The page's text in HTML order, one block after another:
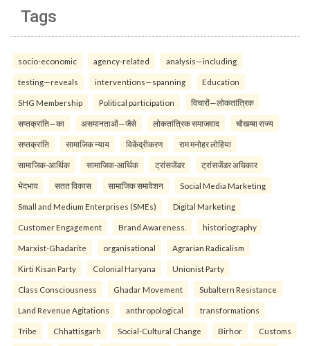
Tags
socio-economic agency-related analysis—including
testing—reveals interventions—spanning Education
SHG Membership Political participation विचारों—लोकतांत्रिक
सप्तक्रांति—का असमानताओं—जैसे लोकतांत्रिक समाजवाद चौखम्बा राज्य
सप्तक्रांति सामाजिक न्याय विकेंद्रीकरण राम मनोहर लोहिया
सामाजिक-आर्थिक सामाजिक-आर्थिक ट्रांसजेंडर ट्रांसजेंडर अधिकार
भेदभाव सतत विकास सामाजिक समावेशन Social Media Marketing
Small and Medium Enterprises (SMEs) Digital Marketing
Customer Engagement Brand Awareness. historiography
Marxist-Ghadarite organisational Agrarian Radicalism
Kirti Kisan Party Colonial Haryana Unionist Party
Class Consciousness Ghadar Movement Subaltern Resistance
Land Revenue Agitations anthropological transformations
Tribe Chhattisgarh Social-Cultural Change Birhor Customs